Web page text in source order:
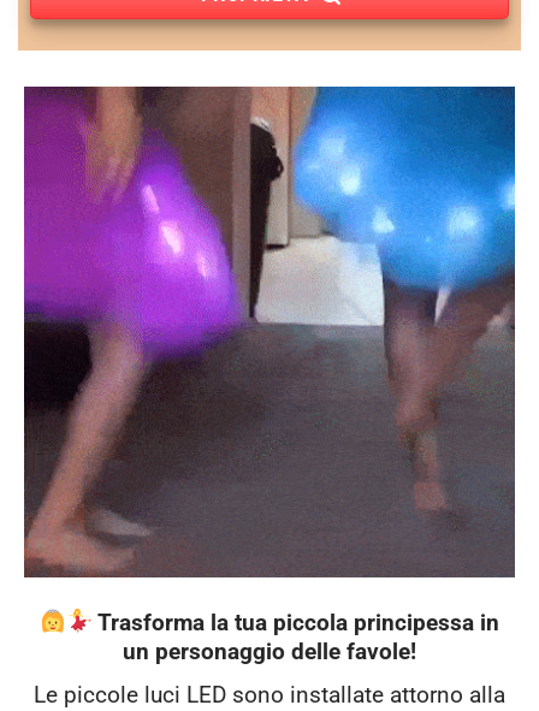
Trasforma la tua piccola principessa in
un personaggio delle favole!
Le piccole luci LED sono installate attorno alla